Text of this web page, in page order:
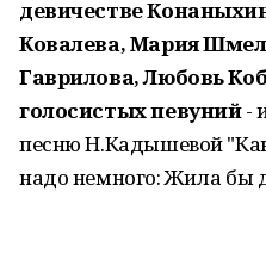
девичестве
Ковалева, Мария
Гаврилова, Любовь
голосистых певуний-
песню Н.Кадышевой
надо немного: Жила бы